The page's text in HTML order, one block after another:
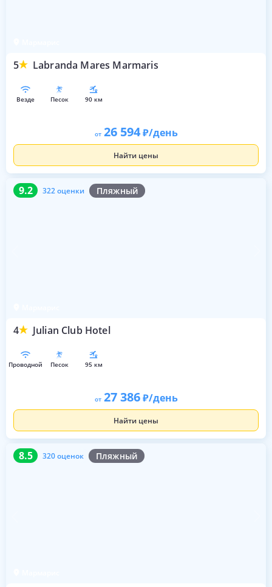
5 Labranda Mares Marmaris
везде песок 90 км
от 26 594 /день
Найти цены
9.2 322 оценки Пляжный
4 Julian Club Hotel
9.2 322 оценки
проводной песок 95 км
от 27 386 /день
Найти цены
8.5 320 оценок Пляжный
8.5 320 оценок